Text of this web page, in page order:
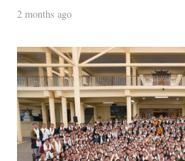
2 months ago